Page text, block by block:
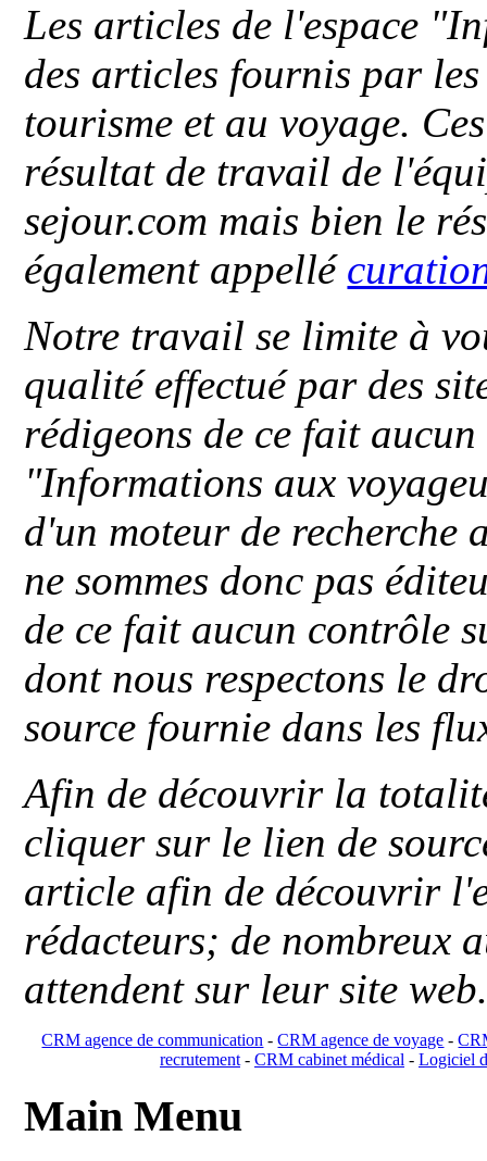
Les articles de l'espace
des articles fournis par
tourisme et au voyage.
résultat de travail de
sejour.com mais bien le
également appellé
Notre travail se limite à
qualité effectué par des
rédigeons de ce fait
"Informations aux
d'un moteur de recherche
ne sommes donc pas
de ce fait aucun contrôle
dont nous respectons le
source fournie dans les
Afin de découvrir la
cliquer sur le lien de
article afin de découvrir
rédacteurs; de nombreux
attendent sur leur site
CRM agence de communication -CRM agence de voyage -
recrutement- CRM cabinet médical- Logiciel
Main Menu